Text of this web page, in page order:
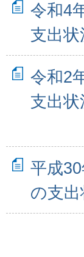
令和4
支出状
令和2
支出状
平成
の支出